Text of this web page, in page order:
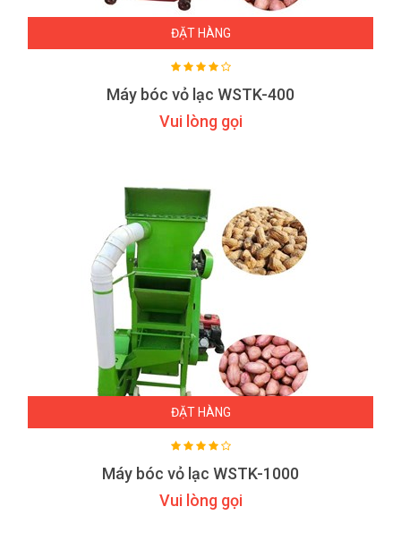
ĐẶT HÀNG
Máy bóc vỏ lạc WSTK-400
Vui lòng gọi
ĐẶT HÀNG
Máy bóc vỏ lạc WSTK-1000
Vui lòng gọi